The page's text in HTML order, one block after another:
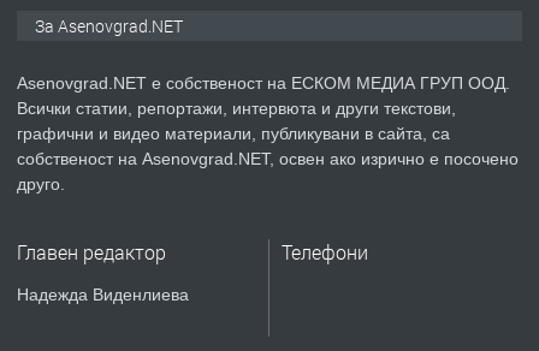
преди 2 години
ПРЕДЛАГА
Давам индивидуалани уроци по
ремонт на покриви
За Asenovgrad.NET
Asenovgrad.NET е собственост на ЕСКОМ МЕДИА ГРУП ООД.
Всички статии, репортажи, интервюта и други текстови,
графични и видео материали, публикувани в сайта, са
собственост на Asenovgrad.NET, освен ако изрично е посочено
друго.
Главен редактор
Надежда Виденлиева
Телефони